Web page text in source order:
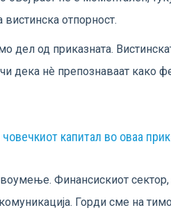
отпорност.
дел од приказната.
дека нè препознаваат како
капитал во оваа
Финансискиот
Горди сме на